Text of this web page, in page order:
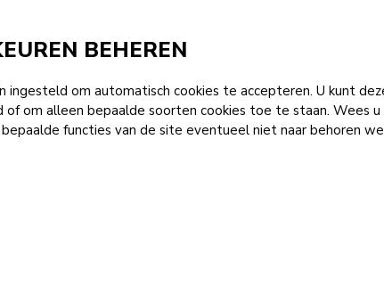
BEHEREN
om automatisch cookies te accepteren. U kunt
om alleen bepaalde soorten cookies toe te staan. Wees
functies van de site eventueel niet naar behoren